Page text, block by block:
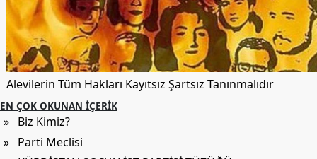
Alevilerin Tüm Hakları Kayıtsız Şartsız Tanınmalıdır
EN ÇOK OKUNAN İÇERIK
» Biz Kimiz?
» Parti Meclisi